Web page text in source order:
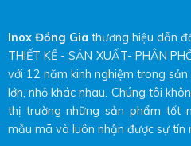
Inox Đồng Gia thương hiệu dẫn
THIẾT KẾ - SẢN XUẤT- PHÂN
với 12 năm kinh nghiệm trong
lớn, nhỏ khác nhau. Chúng tôi
thị trường những sản phẩm tốt
mẫu mã và luôn nhận được sự tín